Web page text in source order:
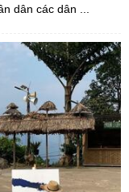
dân các dân ...